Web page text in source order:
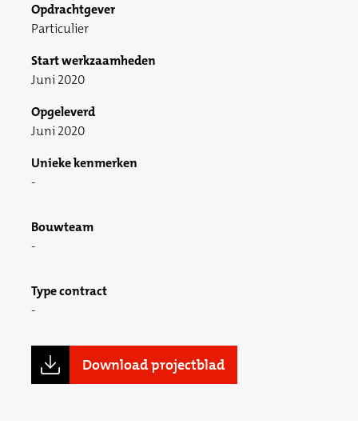
Opdrachtgever
Particulier
Start werkzaamheden
Juni 2020
Opgeleverd
Juni 2020
Unieke kenmerken
Bouwteam
Type contract
Download projectblad